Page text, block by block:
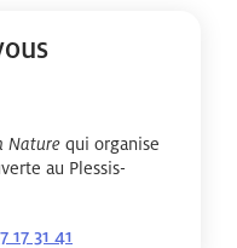
Nature qui organise
au Plessis-
17 31 41